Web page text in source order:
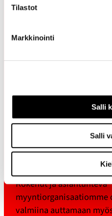
Tilastot
Markkinointi
Salli
Salli
Näin
Olemme vuosien varrella
toteuttaneet erilaiset
suuren mittakaavan
Kokenut ja asiantunteva
myyntiorganisaatiomme
valmiina auttamaan